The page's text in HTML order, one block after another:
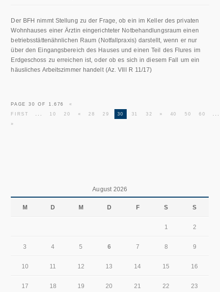
Der BFH nimmt Stellung zu der Frage, ob ein im Keller des privaten
Wohnhauses einer Ärztin eingerichteter Notbehandlungsraum einen
betriebsstättenähnlichen Raum (Notfallpraxis) darstellt, wenn er nur
über den Eingangsbereich des Hauses und einen Teil des Flures im
Erdgeschoss zu erreichen ist, oder ob es sich in diesem Fall um ein
häusliches Arbeitszimmer handelt (Az. VIII R 11/17)
PAGE 30 OF 1.676
«
FIRST
... 10 20 « 28 29 30 31 32 » 40 50 60
...
»
August 2026
M D M D F S S
1 2
3 4 5 6 7 8 9
10 11 12 13 14 15 16
17 18 19 20 21 22 23